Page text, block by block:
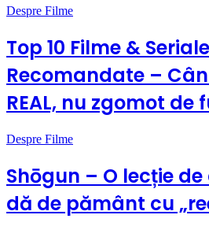
Despre Filme
Top 10 Filme & Seriale
Recomandate –
REAL, nu zgomot de
Despre Filme
Shōgun – O lecție
dă de pământ cu